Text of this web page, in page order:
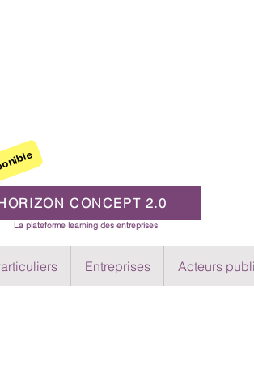
CONCEPT 2.0
La plateforme learning des entreprises
Entreprises Acteurs